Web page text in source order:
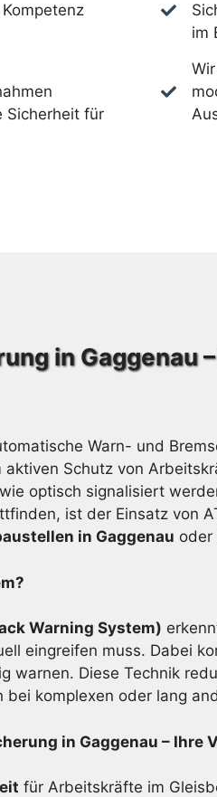
Sicherheit für
im
in
Warn- und
aktiven Schutz von
optisch signalisiert
ist der Einsatz von
in Gaggenau oder
Warning System)
eingreifen muss. Dabei
warnen. Diese Technik
bei komplexen oder lang
in Gaggenau – Ihre
für Arbeitskräfte im